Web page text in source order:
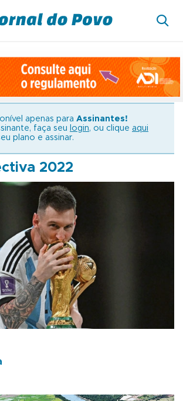
apenas para Assinantes!
faça seu
login, ou clique aqui
plano e assinar.
2022